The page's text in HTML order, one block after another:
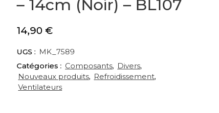
– 14cm (Noir) – BL107
14,90 €
UGS : MK_7589
Catégories : Composants, Divers,
Nouveaux produits, Refroidissement,
Ventilateurs